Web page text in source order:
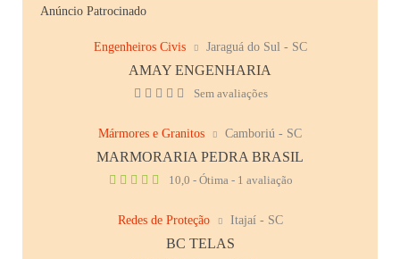
Anúncio Patrocinado
Engenheiros Civis Jaraguá do Sul - SC
AMAY ENGENHARIA
Sem avaliações
Mármores e Granitos Camboriú - SC
MARMORARIA PEDRA BRASIL
10,0 - Ótima - 1 avaliação
Redes de Proteção Itajaí - SC
BC TELAS